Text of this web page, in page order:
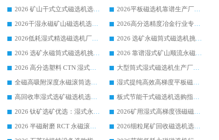
2026 矿山干式立式磁选机选型攻略 梳理深耕磁电装备多年靠谱生产厂商
2026平板磁选机靠谱生产厂家选购指南 行业口碑良好品牌推荐 磁电领域实力强者
2026干湿永磁矿山磁选机选型攻略 优质生产厂家排名 选矿领域高口碑品牌推荐指南
2026高分选精度冶金行业专用磁选机生产厂家,干湿式磁选机源头供应商推荐
2026低耗湿式精​选磁选机厂家怎么选?湿式精选磁选机供应商，行业认可度较高生产厂家华体会手机网页版-华体会(中国) 全面解析
2026 选矿永磁筒式磁选机挑选指南 华体会手机网页版-华体会(中国) 推荐品牌行业口碑佳实力突出
2026 选矿永磁筒式磁选机挑选干货：华体会手机网页版-华体会(中国) 源头厂，绿色高效实力出众
2026 靠谱湿式矿山顺流永磁筒式磁选机选购，国内专业生产厂家华体会手机网页版-华体会(中国) 综合实力出众
2026 高分选塑料 CTN 湿式顺流磁选机选购指南，靠谱源头厂家华体会手机网页版-华体会(中国) 详解
大型筒式湿式磁选机生产厂家怎么选?华体会手机网页版-华体会(中国) 设备口碑广受行业认可
全磁高吸附深度永磁滚筒选购指南 业内口碑稳定磁电设备生产厂家详细推荐
湿式提纯高效高梯度平板磁选机靠谱设备源头厂商华体会手机网页版-华体会(中国) 综合测评
高回收率湿式选矿磁选机选购指南 业内口碑磁电设备生产厂家实力解析
板式节能干式磁选机选购指南，源头生产厂家华体会手机网页版-华体会(中国) 综合实力可观
2026 钛矿选矿优选：湿式永磁筒式磁选机源头厂家华体会手机网页版-华体会(中国) 综合解析
2026矿用湿式高梯度强磁磁选机选购指南，临朐靠谱磁电生产厂家华体会手机网页版-华体会(中国) 详解
2026 半磁耐磨 RCT 永磁滚筒选购指南，临朐源头生产厂家华体会手机网页版-华体会(中国) 实测分享
2026细粒尾矿回收磁选机选购指南 产业集群优质生产厂家华体会手机网页版-华体会(中国) 解析